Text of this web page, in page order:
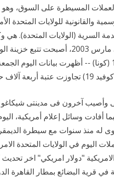
العملات المسيطرة على السوق، وهو
السرية (الولايات المتحدة). هي
(حتى إلى مارس 2003، أصبحت
واشنطن - 8 - 1 (كونا) -- أظهرت بيانات
أفادت وسائل إعلام أمريكية،
له منذ سنوات مع سيطرة
اليوم في الولايات المتحدة